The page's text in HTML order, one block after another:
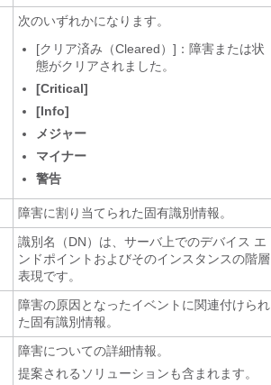
次のいずれかになります。
[クリア済み（Cleared）]：障害または状
態がクリアされました。
[Critical]
[Info]
メジャー
マイナー
警告
障害に割り当てられた固有識別情報。
識別名（DN）は、サーバ上でのデバイス エ
ンドポイントおよびそのインスタンスの階層
表現です。
障害の原因となったイベントに関連付けられ
た固有識別情報。
障害についての詳細情報。
提案されるソリューションも含まれます。